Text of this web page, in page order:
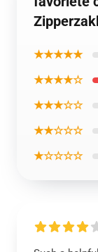
★★★★★
★★★★☆
★★★☆☆
★★☆☆☆
★☆☆☆☆